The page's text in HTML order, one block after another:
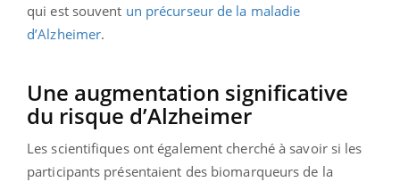
qui est souvent un précurseur de la maladie
d’Alzheimer.
Une augmentation significative
du risque d’Alzheimer
Les scientifiques ont également cherché à savoir si les
participants présentaient des biomarqueurs de la